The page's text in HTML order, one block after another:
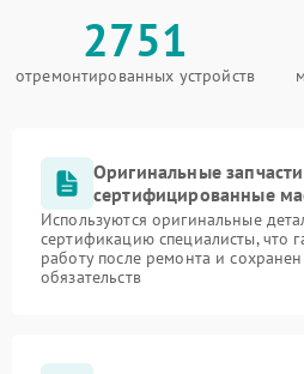
2751
отремонтированных устройств
Оригинальные
сертифицированные
Используются оригинальные
сертификацию специалисты, что
работу после ремонта и
обязательств